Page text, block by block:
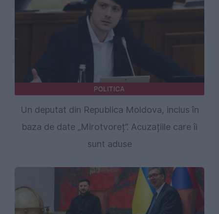
POLITICA
Un deputat din Republica Moldova, inclus în
baza de date „Mirotvoreț”. Acuzațiile care îi
sunt aduse